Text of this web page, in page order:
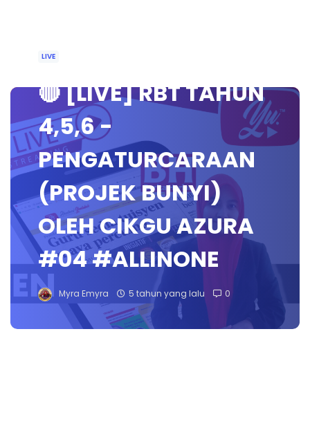
LIVE
🔴 [LIVE] RBT TAHUN
4,5,6 -
PENGATURCARAAN
(PROJEK BUNYI)
OLEH CIKGU AZURA
#04 #ALLINONE
Myra Emyra 5 tahun yang lalu 0